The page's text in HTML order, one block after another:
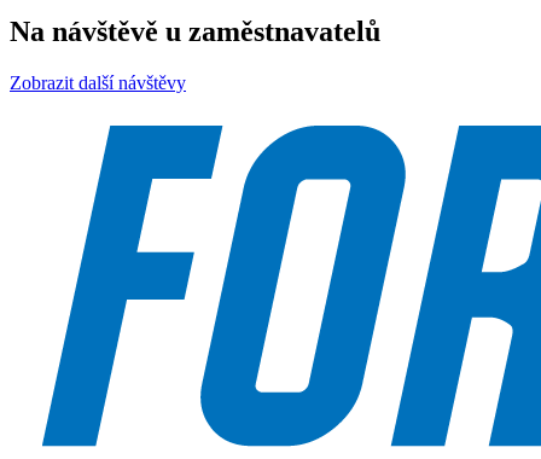
Na návštěvě u zaměstnavatelů
Zobrazit další návštěvy